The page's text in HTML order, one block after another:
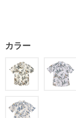
カラー